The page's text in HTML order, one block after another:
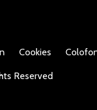
Cookies
Reserved